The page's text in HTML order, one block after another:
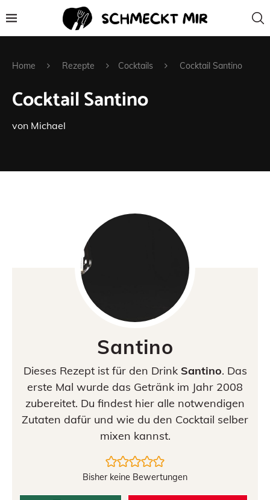
Home Rezepte Cocktails Cocktail Santino
Cocktail Santino
von Michael
Santino
Dieses Rezept ist für den Drink Santino. Das
erste Mal wurde das Getränk im Jahr 2008
zubereitet. Du findest hier alle notwendigen
Zutaten dafür und wie du den Cocktail selber
mixen kannst.
Bisher keine Bewertungen